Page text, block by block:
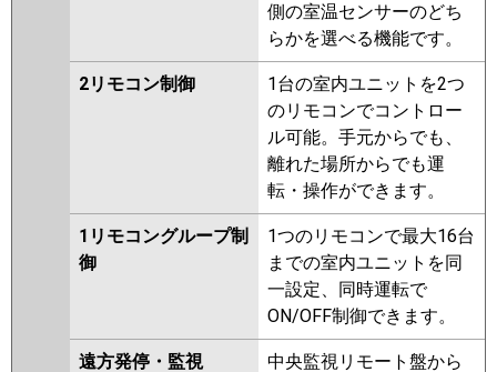
側の室温センサーのどち
らかを選べる機能です。
2リモコン制御
1台の室内ユニットを2つ
のリモコンでコントロー
ル可能。手元からでも、
離れた場所からでも運
転・操作ができます。
1リモコングループ制
御
1つのリモコンで最大16台
までの室内ユニットを同
一設定、同時運転で
ON/OFF制御できます。
遠方発停・監視 中央監視リモート盤から